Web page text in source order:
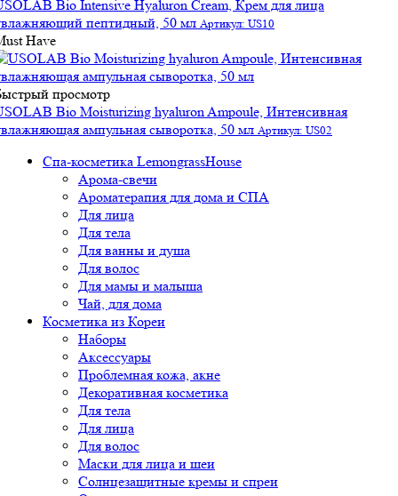
Bio Intensive Hyaluron Cream, Крем для лица
пептидный, 50 мл Артикул: US10
Have
просмотр
Bio Moisturizing hyaluron Ampoule, Интенсивная
ампульная сыворотка, 50 мл Артикул: US02
Спа-косметика LemongrassHouse
Арома-свечи
Ароматерапия для дома и СПА
Для лица
Для тела
Для ванны и душа
Для волос
Для мамы и малыша
Чай, для дома
Косметика из Кореи
Наборы
Аксессуары
Проблемная кожа, акне
Декоративная косметика
Для тела
Для лица
Для волос
Маски для лица и шеи
Солнцезащитные кремы и спреи